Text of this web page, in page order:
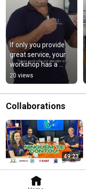
If only you provide
great service, your
workshop has a
problem
20 views
Collaborations
49:23